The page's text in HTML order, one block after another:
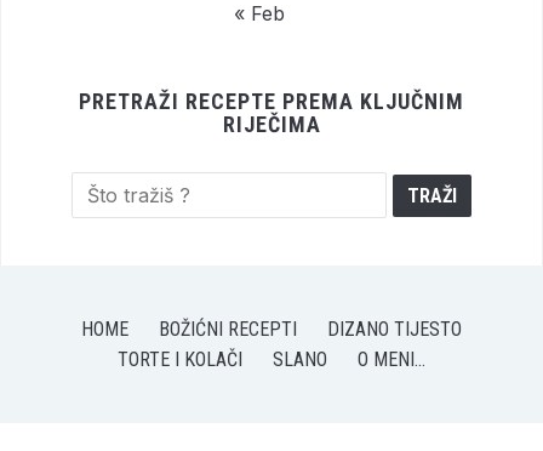
« Feb
PRETRAŽI RECEPTE PREMA KLJUČNIM
RIJEČIMA
HOME BOŽIĆNI RECEPTI
DIZANO TIJESTO
TORTE I KOLAČI
SLANO O MENI…